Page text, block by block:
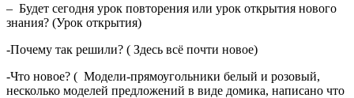
– Будет сегодня урок повторения или урок открытия нового
знания? (Урок открытия)
-Почему так решили? ( Здесь всё почти новое)
-Что новое? ( Модели-прямоугольники белый и розовый,
несколько моделей предложений в виде домика, написано что